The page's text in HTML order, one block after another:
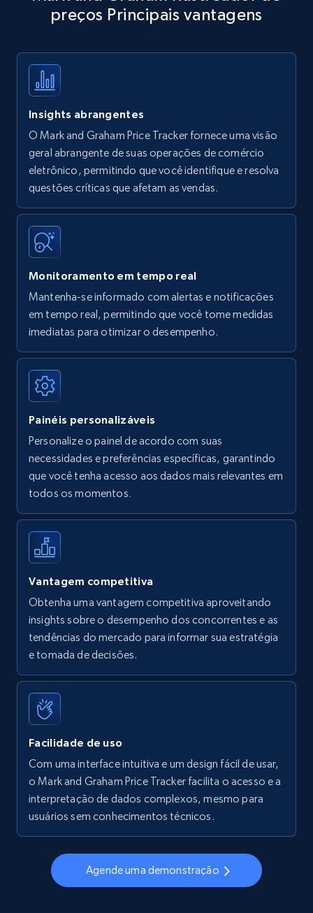
Title, Seller name, Brand, Description, Initial
35.3K+
Amazon products - find products by using
upc numbers
Title, Seller name, Brand, Description, Initial
price, Currency, Availability, Reviews count, and
35.3K+
Amazon Reviews
URL, Product name, Product rating, Product
Author name, Asin, and more.
7.4K+ 872+
Walmart - products
Specifications, Image urls, Top reviews, and
more.
5.6K+ 876+
Walmart - products - Find new products by
using specific category URL
URL, Final price, Sku, Currency, Gtin,
Specifications, Image urls, Top reviews, and
more.
Walmart - products - Collects products by
specific keywords
URL, Final price, Sku, Currency, Gtin,
Specifications, Image urls, Top reviews, and
preços Principais vantagens
Insights abrangentes
O Mark and Graham Price Tracker fornece uma visão
geral abrangente de suas operações de comércio
eletrônico, permitindo que você identifique e resolva
questões críticas que afetam as vendas.
Monitoramento em tempo real
Mantenha-se informado com alertas e notificações
em tempo real, permitindo que você tome medidas
imediatas para otimizar o desempenho.
Painéis personalizáveis
Personalize o painel de acordo com suas
necessidades e preferências específicas, garantindo
que você tenha acesso aos dados mais relevantes em
todos os momentos.
Vantagem competitiva
Obtenha uma vantagem competitiva aproveitando
insights sobre o desempenho dos concorrentes e as
tendências do mercado para informar sua estratégia
e tomada de decisões.
Facilidade de uso
Com uma interface intuitiva e um design fácil de usar,
o Mark and Graham Price Tracker facilita o acesso e a
interpretação de dados complexos, mesmo para
usuários sem conhecimentos técnicos.
Agende uma demonstração